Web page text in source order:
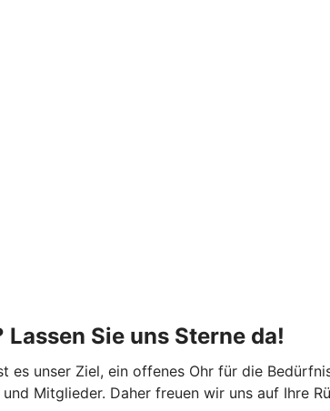
Sie uns Sterne da!
es unser Ziel, ein offenes Ohr für die
Mitglieder. Daher freuen wir uns auf Ihre